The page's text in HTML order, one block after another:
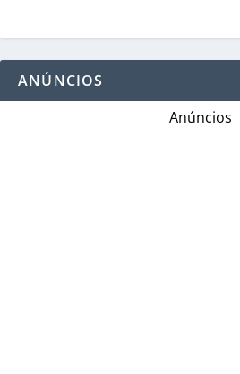
ANÚNCIOS
Anúncios